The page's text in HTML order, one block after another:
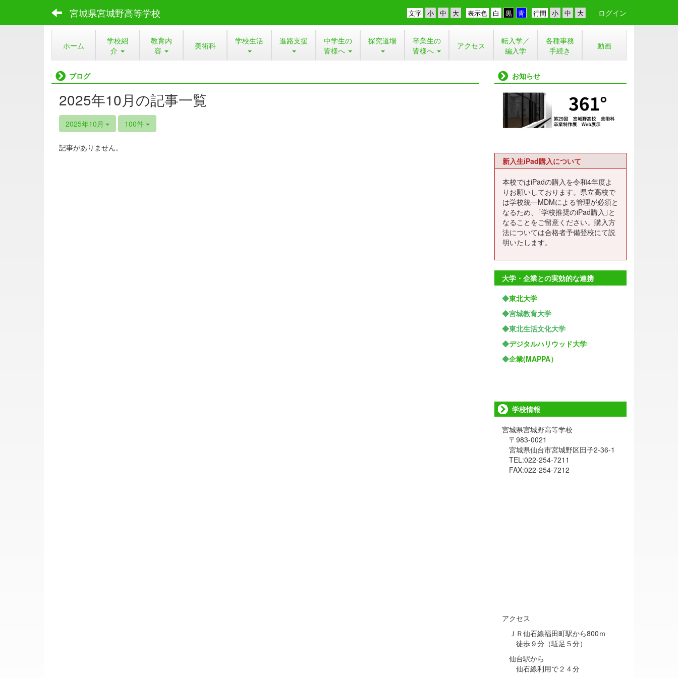
宮城県宮城野高等学校 行間
表示色
文字 ログイン
ホーム
学校紹
介
教育内
容
美術科 学校生活 進路支援
中学生の
皆様へ
探究道場
卒業生の
皆様へ
アクセス
転入学／
編入学
各種事務
手続き
動画
ブログ
2025年10月の記事一覧
2025年10月 100件
記事がありません。
お知らせ
新入生iPad購入について
本校ではiPadの購入を令和4年度よ
りお願いしております。県立高校で
は学校統一MDMによる管理が必須と
なるため、｢学校推奨のiPad購入｣と
なることをご留意ください。購入方
法については合格者予備登校にて説
明いたします。
大学・企業との実効的な連携
◆東北大学
◆宮城教育大学
◆東北生活文化大学
◆デジタルハリウッド大学
◆企業(MAPPA）
学校情報
宮城県宮城野高等学校
〒983-0021
宮城県仙台市宮城野区田子2-36-1
TEL:022-254-7211
FAX:022-254-7212
アクセス
ＪＲ仙石線福田町駅から800ｍ
徒歩９分（駈足５分）
仙台駅から
仙石線利用で２４分